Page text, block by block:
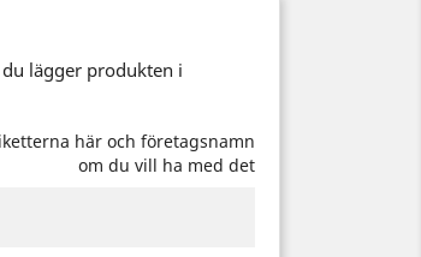
lägger produkten i
här och företagsnamn
om du vill ha med det